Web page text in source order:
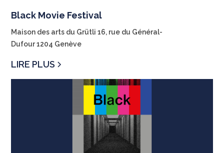
Black Movie Festival
Maison des arts du Grütli 16, rue du Général-
Dufour 1204 Genève
LIRE PLUS